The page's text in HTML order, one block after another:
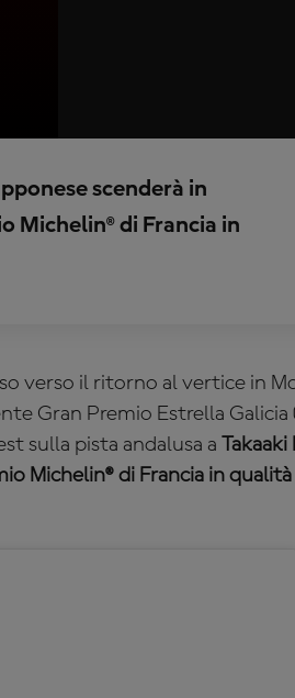
scenderà in
Michelin® di Francia in
verso il ritorno al vertice in
Gran Premio Estrella Galicia
sulla pista andalusa a
Michelin® di Francia in